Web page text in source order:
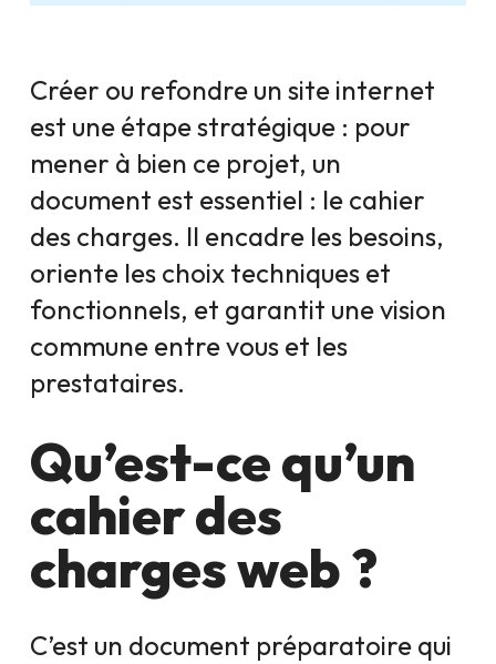
Créer ou refondre un site internet
est une étape stratégique : pour
mener à bien ce projet, un
document est essentiel : le cahier
des charges. Il encadre les besoins,
oriente les choix techniques et
fonctionnels, et garantit une vision
commune entre vous et les
prestataires.
Qu’est-ce qu’un
cahier des
charges web ?
C’est un document préparatoire qui